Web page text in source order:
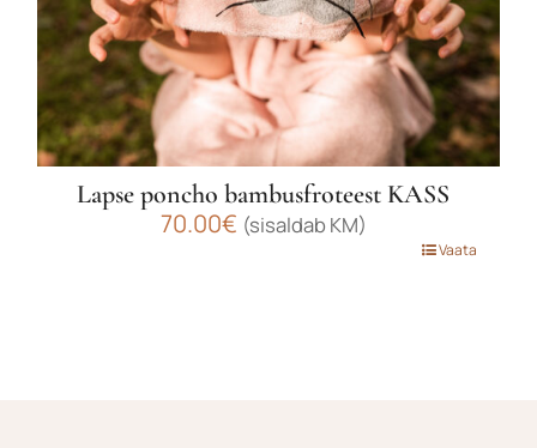
Lapse poncho bambusfroteest KASS
70.00€ (sisaldab KM)
Vaata